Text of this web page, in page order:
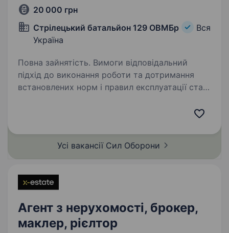
20 000 грн
Cтрілецький батальйон 129 ОВМБр
Вся
Україна
Повна зайнятість. Вимоги відповідальний
підхід до виконання роботи та дотримання
встановлених норм і правил експлуатації стан
Усі вакансії Сил Оборони
Агент з нерухомості, брокер,
маклер, рієлтор